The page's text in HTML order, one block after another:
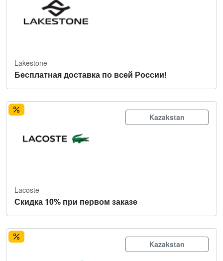
Lakestone
Бесплатная доставка по всей России!
Kazakstan
Lacoste
Скидка 10% при первом заказе
Kazakstan